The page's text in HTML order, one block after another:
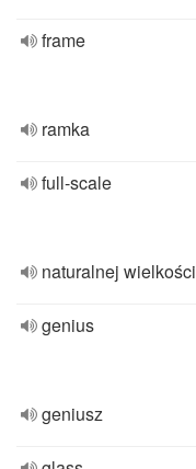
frame
ramka
full-scale
naturalnej wielkości
genius
geniusz